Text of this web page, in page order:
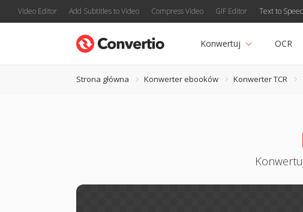
Video Editor Add Subtitles to Video Compress Video GIF Editor Text to
Konwertuj OCR
Strona główna Konwerter ebooków Konwerter TCR